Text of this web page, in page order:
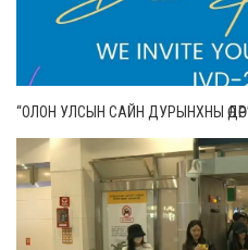
“ОЛОН УЛСЫН САЙН ДУРЫНХНЫ